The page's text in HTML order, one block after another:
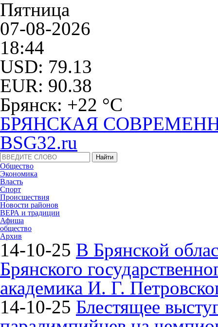
Пятница
07-08-2026
18:44
USD: 79.13
EUR: 90.38
Брянск: +22 °С
БРЯНСКАЯ
BSG32.ru
Общество
Экономика
Власть
Спорт
Происшествия
Новости районов
ВЕРА и традиции
Афиша
общество
Архив
14-10-25 В Брянской
Брянского
академика И. Г.
14-10-25 Блестящее